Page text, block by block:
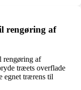
rengøring af
rengøring af
træets overflade
egnet trærens til